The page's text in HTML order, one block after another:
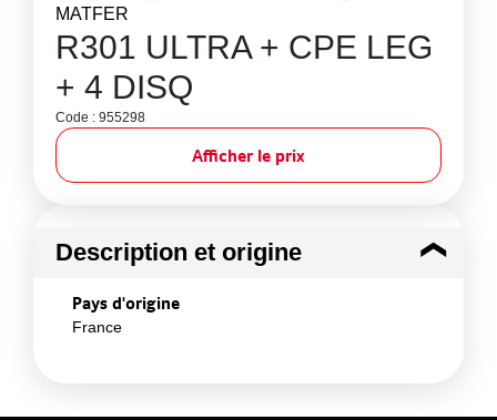
MATFER
R301 ULTRA + CPE LEG
+ 4 DISQ
Code : 955298
Afficher le prix
Description et origine
Pays d'origine
France